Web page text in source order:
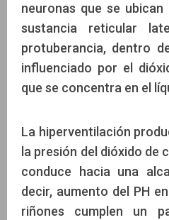
neuronas que se
sustancia reticular
protuberancia, dentro
influenciado por el
que se concentra en el
La hiperventilación
la presión del dióxido de
conduce hacia una
decir, aumento del PH
riñones cumplen un